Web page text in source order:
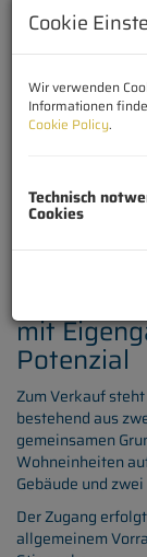
Beschreibung
mit
Potenzial
Zum Verkauf
bestehend aus
gemeinsamen
Wohneinheiten
Gebäude und
Der Zugang
allgemeinem
Cookie
Wir verwenden
Informationen
Cookie Policy.
Technisch
Cookies